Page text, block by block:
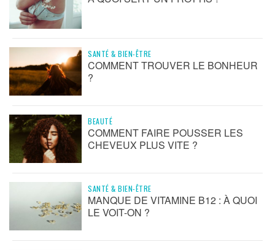
SANTÉ & BIEN-ÊTRE
COMMENT TROUVER LE BONHEUR
?
BEAUTÉ
COMMENT FAIRE POUSSER LES
CHEVEUX PLUS VITE ?
SANTÉ & BIEN-ÊTRE
MANQUE DE VITAMINE B12 : À QUOI
LE VOIT-ON ?